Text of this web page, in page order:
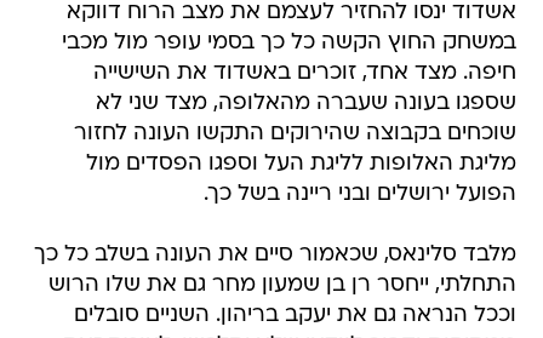
אשדוד ינסו להחזיר לעצמם את מצב הרוח דווקא
במשחק החוץ הקשה כל כך בסמי עופר מול מכבי
חיפה. מצד אחד, זוכרים באשדוד את השישייה
שספגו בעונה שעברה מהאלופה, מצד שני לא
שוכחים בקבוצה שהירוקים התקשו העונה לחזור
מליגת האלופות לליגת העל וספגו הפסדים מול
הפועל ירושלים ובני ריינה בשל כך.
מלבד סלינאס, שכאמור סיים את העונה בשלב כל כך
התחלתי, ייחסר רן בן שמעון מחר גם את שלו הרוש
וככל הנראה גם את יעקב בריהון. השניים סובלים